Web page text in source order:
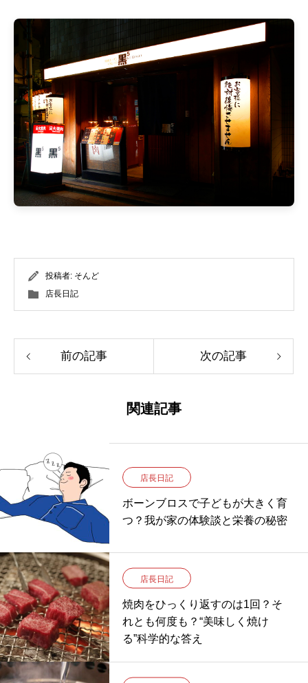
投稿者: そんど
店長日記
前の記事 次の記事
関連記事
店長日記
ボーンブロスで子どもが大きく育
つ？我が家の体験談と栄養の秘密
店長日記
焼肉をひっくり返すのは1回？そ
れとも何度も？“美味しく焼け
る”科学的な答え